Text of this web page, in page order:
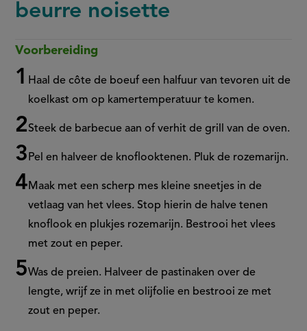
beurre noisette
Voorbereiding
Haal de côte de boeuf een halfuur van tevoren uit de
koelkast om op kamertemperatuur te komen.
Steek de barbecue aan of verhit de grill van de oven.
Pel en halveer de knoflooktenen. Pluk de rozemarijn.
Maak met een scherp mes kleine sneetjes in de
vetlaag van het vlees. Stop hierin de halve tenen
knoflook en plukjes rozemarijn. Bestrooi het vlees
met zout en peper.
Was de preien. Halveer de pastinaken over de
lengte, wrijf ze in met olijfolie en bestrooi ze met
zout en peper.